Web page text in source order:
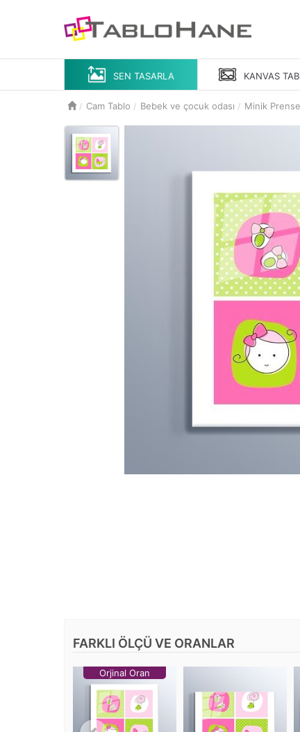
SEN TASARLA KANVAS
Cam Tablo Bebek ve çocuk odası Minik
FARKLI ÖLÇÜ VE ORANLAR
Orjinal Oran